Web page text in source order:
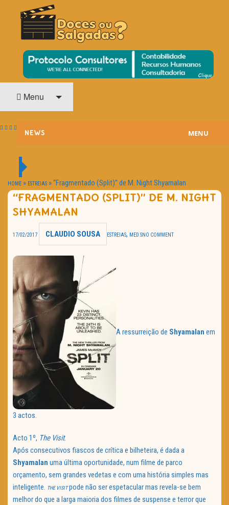
DOCES OU SALGADAS?
O Cinema? Uma Paixão!!
Menu
NEWS
PASSATEMPOS
HOME CINEMA
NOTA PESSOAL
TRAILER DO DIA
Política de Privacidade
MENU
HOME » ESTREIAS »“Fragmentado (Split)” de M. Night Shyamalan
“FRAGMENTADO (SPLIT)” DE M. NIGHT
SHYAMALAN
17/02/2017 CLAUDIO SOUSA ESTREIAS, MED SNO COMMENT
A ressurreição de Shyamalan em
3 actos.
Acto 1º, The Visit.
Após consecutivos fiascos de crítica e bilheteira, é dada a
Shyamalan uma última oportunidade, num filme de parco
orçamento, sem grandes vedetas e com uma história simples mas
inteligente. THE VISITpode não ser espetacular mas revela-se bem
melhor do que a larga maioria dos filmes de suspense e terror que